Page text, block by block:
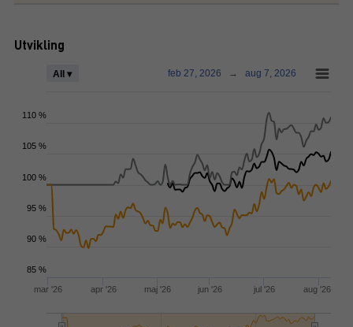
Utvikling
mar '26 apr '26 maj '26 jun '26 jul '26 aug '26
All ▾ feb 27, 2026 → aug 7, 2026
85 %
90 %
95 %
100 %
105 %
110 %